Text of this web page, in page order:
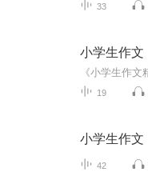
33
小学生作文
19
小学生作文
42